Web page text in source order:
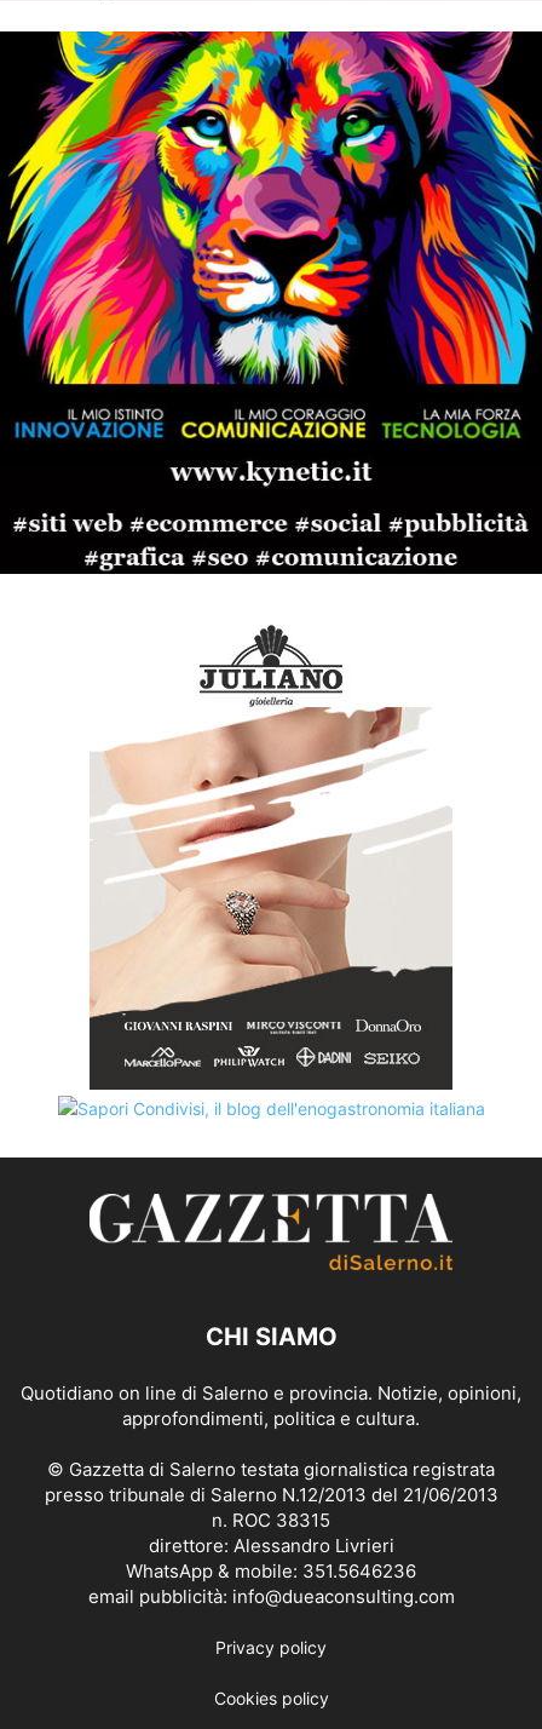
CHI SIAMO
Quotidiano on line di Salerno e provincia. Notizie, opinioni,
approfondimenti, politica e cultura.
© Gazzetta di Salerno testata giornalistica registrata
presso tribunale di Salerno N.12/2013 del 21/06/2013
n. ROC 38315
direttore: Alessandro Livrieri
WhatsApp & mobile: 351.5646236
email pubblicità: info@dueaconsulting.com
Privacy policy
Cookies policy